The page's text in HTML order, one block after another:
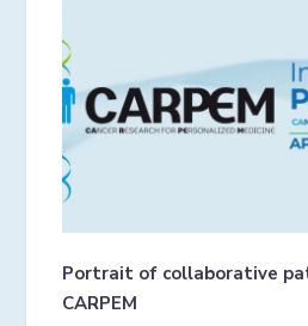
Portrait of collaborative
CARPEM